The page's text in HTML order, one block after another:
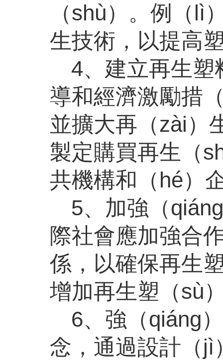
（shù）。例（lì
生技術，以提高
4、建立再生塑
導和經濟激勵措
並擴大再（zài）
製定購買再生（
共機構和（hé）
5、加強（
際社會應加強合
係，以確保再生
增加再生塑（sù
6、強（qiáng
念，通過設計（jì